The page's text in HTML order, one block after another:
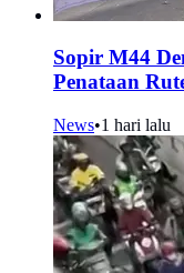
Sopir M44
Penataan
News•1 hari lalu